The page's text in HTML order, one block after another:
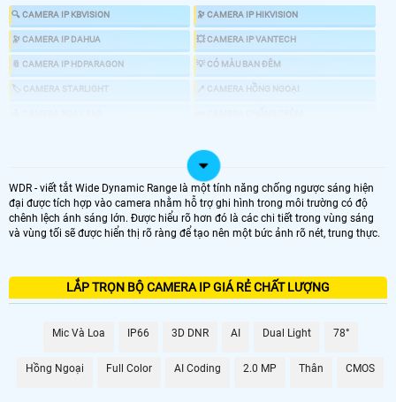
🔍 CAMERA IP KBVISION 🔭 CAMERA IP HIKVISION
🔭 CAMERA IP DAHUA 💥 CAMERA IP VANTECH
📎 CAMERA IP HDPARAGON 💡 CÓ MÀU BAN ĐÊM
🏷 CAMERA STARLIGHT 📍 CAMERA HỒNG NGOẠI
📸 GIÁ LẮP CAMERA IP NHƯ THẾ NÀO
GIÁ LẮP CAMERA
WDR - viết tắt Wide Dynamic Range là một tính năng chống ngược sáng hiện
đại được tích hợp vào camera nhằm hỗ trợ ghi hình trong môi trường có độ
chênh lệch ánh sáng lớn. Được hiểu rõ hơn đó là các chi tiết trong vùng sáng
và vùng tối sẽ được hiển thị rõ ràng để tạo nên một bức ảnh rõ nét, trung thực.
LẮP TRỌN BỘ CAMERA IP GIÁ RẺ CHẤT LƯỢNG
Mic Và Loa IP66 3D DNR AI Dual Light 78°
Hồng Ngoại Full Color AI Coding 2.0 MP Thân CMOS